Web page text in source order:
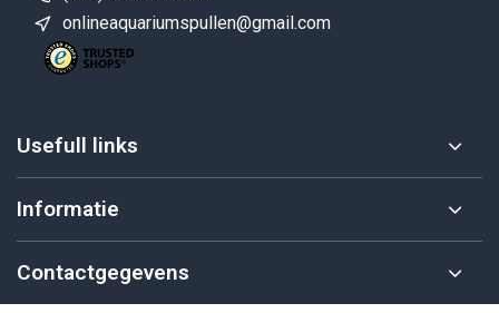
onlineaquariumspullen@gmail.com
Usefull links
Informatie
Contactgegevens